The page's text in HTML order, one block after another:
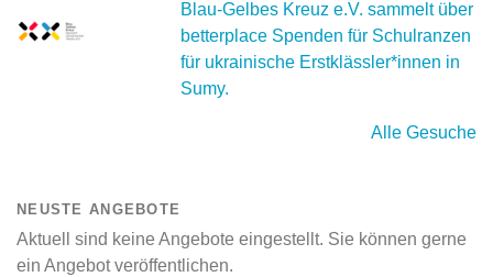
Blau-Gelbes Kreuz e.V. sammelt über
betterplace Spenden für Schulranzen
für ukrainische Erstklässler*innen in
Sumy.
Alle Gesuche
NEUSTE ANGEBOTE
Aktuell sind keine Angebote eingestellt. Sie können gerne
ein Angebot veröffentlichen.